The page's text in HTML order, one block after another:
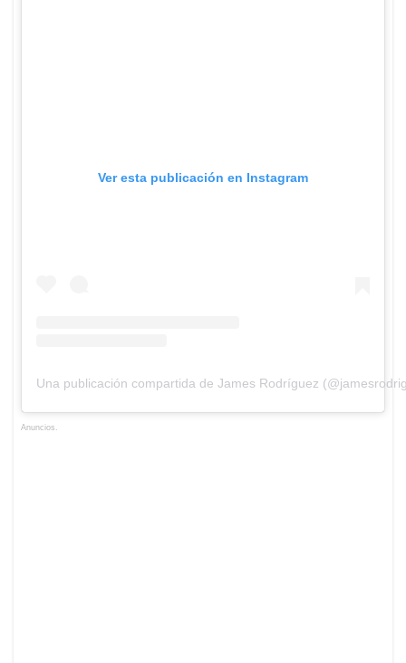
Ver esta publicación en Instagram
Una publicación compartida de James Rodríguez
Anuncios.